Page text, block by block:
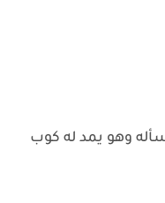
وهو يمد له كوب